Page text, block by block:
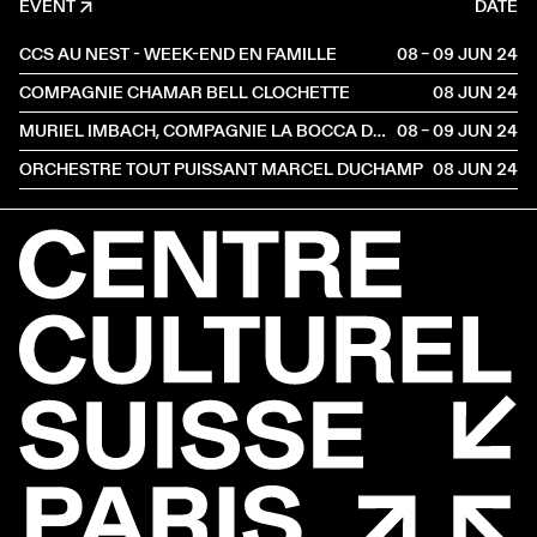
EVENT
DATE
CCS AU NEST - WEEK-END EN FAMILLE
08 – 09 JUN2024
COMPAGNIE CHAMAR BELL CLOCHETTE
08 JUN2024
MURIEL IMBACH, COMPAGNIE LA BOCCA DELLA LUNA 08 – 09 JUN2024
ORCHESTRE TOUT PUISSANT MARCEL DUCHAMP 08 JUN2024